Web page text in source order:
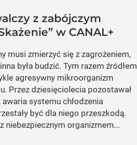
z zabójczym
w CANAL+
musi zmierzyć się z zagrożeniem,
była budzić. Tym razem źródłem
agresywny mikroorganizm
Przez dziesięciolecia pozostawał
systemu chłodzenia
być dla niego przeszkodą.
niebezpiecznym organizmem...